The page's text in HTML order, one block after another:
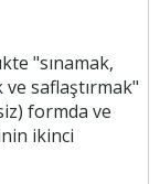
"sınamak,
saflaştırmak"
formda ve
ikinci